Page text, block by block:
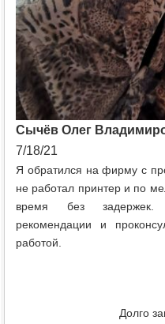
Сычёв Олег
7/18/21
Я обратился на фирму с
не работал принтер и по
время без задержек.
рекомендации и
работой.
Долго